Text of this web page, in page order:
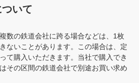
いて
数の鉄道会社に跨る場合などは、1枚
ないことがあります。この場合は、定
て購入いただきます。当社で購入でき
その区間の鉄道会社で別途お買い求め